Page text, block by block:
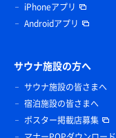
iPhoneアプリ
Androidアプリ
サウナ施設の方へ
サウナ施設の皆さまへ
宿泊施設の皆さまへ
ポスター掲載店募集